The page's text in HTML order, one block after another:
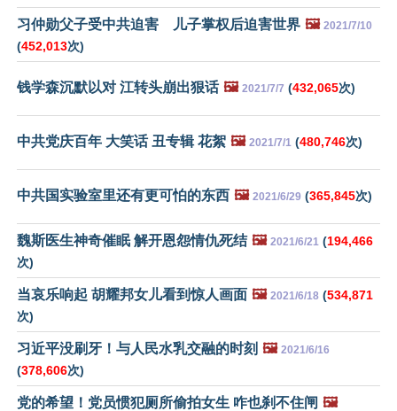
习仲勋父子受中共迫害 儿子掌权后迫害世界 🖼️ 2021/7/10
(452,013次)
钱学森沉默以对 江转头崩出狠话 🖼️ 2021/7/7 (432,065次)
中共党庆百年 大笑话 丑专辑 花絮 🖼️ 2021/7/1 (480,746次)
中共国实验室里还有更可怕的东西 🖼️ 2021/6/29 (365,845次)
魏斯医生神奇催眠 解开恩怨情仇死结 🖼️ 2021/6/21 (194,466
次)
当哀乐响起 胡耀邦女儿看到惊人画面 🖼️ 2021/6/18 (534,871
次)
习近平没刷牙！与人民水乳交融的时刻 🖼️ 2021/6/16
(378,606次)
党的希望！党员惯犯厕所偷拍女生 咋也刹不住闸 🖼️